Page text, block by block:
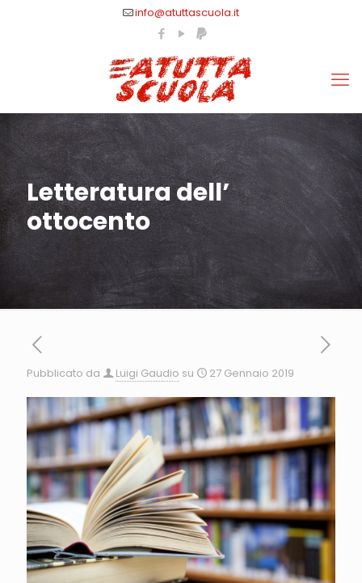
info@atuttascuola.it
Letteratura dell’
ottocento
Pubblicato da Luigi Gaudio su 27 Gennaio 2019